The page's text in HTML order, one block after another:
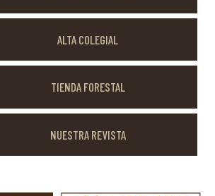
ALTA COLEGIAL
TIENDA FORESTAL
NUESTRA REVISTA